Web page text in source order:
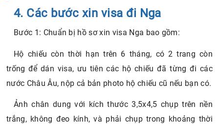
4. Các bước xin visa đi Nga
Bước 1: Chuẩn bị hồ sơ xin visa Nga bao gồm:
Hộ chiếu còn thời hạn trên 6 tháng, có 2 trang còn
trống để dán visa, ưu tiên các hộ chiếu đã từng đi các
nước Châu Âu, nộp cả bản photo hộ chiếu cũ nếu bạn có.
Ảnh chân dung với kích thước 3,5x4,5 chụp trên nền
trắng, không đeo kính, và phải chụp trong khoảng thời